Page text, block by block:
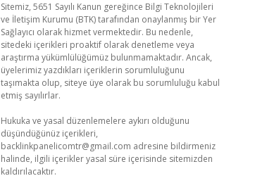
Sitemiz, 5651 Sayılı Kanun gereğince Bilgi Teknolojileri
ve İletişim Kurumu (BTK) tarafından onaylanmış bir Yer
Sağlayıcı olarak hizmet vermektedir. Bu nedenle,
sitedeki içerikleri proaktif olarak denetleme veya
araştırma yükümlülüğümüz bulunmamaktadır. Ancak,
üyelerimiz yazdıkları içeriklerin sorumluluğunu
taşımakta olup, siteye üye olarak bu sorumluluğu kabul
etmiş sayılırlar.
Hukuka ve yasal düzenlemelere aykırı olduğunu
düşündüğünüz içerikleri,
backlinkpanelicomtr@gmail.com adresine bildirmeniz
halinde, ilgili içerikler yasal süre içerisinde sitemizden
kaldırılacaktır.